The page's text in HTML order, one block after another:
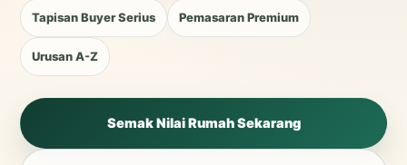
Tapisan Buyer Serius Pemasaran Premium
Urusan A-Z
Semak Nilai Rumah Sekarang